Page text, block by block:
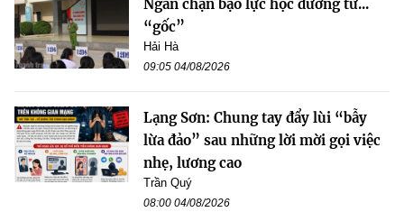
Ngăn chặn bạo lực học đường từ...
“gốc”
Hải Hà
09:05 04/08/2026
Lạng Sơn: Chung tay đẩy lùi “bẫy
lừa đảo” sau những lời mời gọi việc
nhẹ, lương cao
Trần Quý
08:00 04/08/2026